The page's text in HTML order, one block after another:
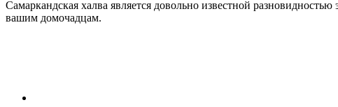
Самаркандская халва является довольно известной
вашим домочадцам.